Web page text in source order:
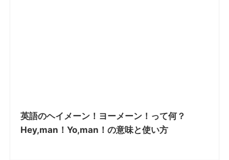
英語のヘイメーン！ヨーメーン！って何？
Hey,man！Yo,man！の意味と使い方